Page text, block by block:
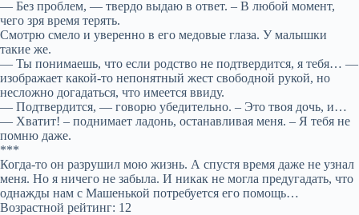
— Без проблем, — твердо выдаю в ответ. – В любой момент,
чего зря время терять.
Смотрю смело и уверенно в его медовые глаза. У малышки
такие же.
— Ты понимаешь, что если родство не подтвердится, я тебя… —
изображает какой-то непонятный жест свободной рукой, но
несложно догадаться, что имеется ввиду.
— Подтвердится, — говорю убедительно. – Это твоя дочь, и…
— Хватит! – поднимает ладонь, останавливая меня. – Я тебя не
помню даже.
***
Когда-то он разрушил мою жизнь. А спустя время даже не узнал
меня. Но я ничего не забыла. И никак не могла предугадать, что
однажды нам с Машенькой потребуется его помощь…
Возрастной рейтинг: 12